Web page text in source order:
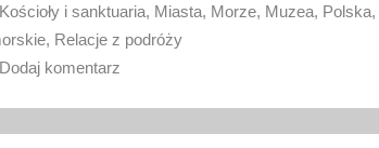
Kościoły i sanktuaria, Miasta, Morze, Muzea, Polska,
, Relacje z podróży
Dodaj komentarz